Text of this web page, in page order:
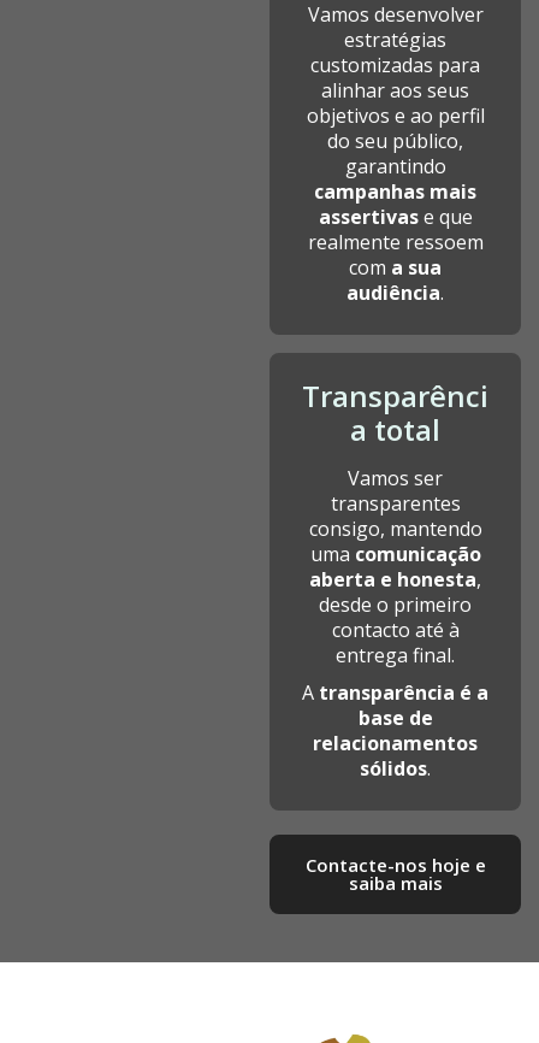
Vamos desenvolver
estratégias
customizadas para
alinhar aos seus
objetivos e ao perfil
do seu público,
garantindo
campanhas mais
assertivase que
realmente ressoem
com a sua
audiência.
Transparênci
a total
Vamos ser
transparentes
consigo, mantendo
uma comunicação
aberta e honesta,
desde o primeiro
contacto até à
entrega final.
A transparência é a
base de
relacionamentos
sólidos.
Contacte-nos hoje e
saiba mais​